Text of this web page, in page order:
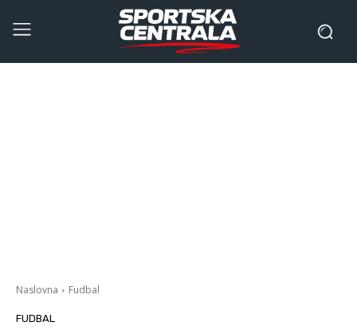
Naslovna Fudbal
FUDBAL